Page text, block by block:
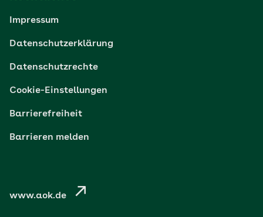
Wohlbefinden
Digital gesund
Impressum
Datenschutzerklärung
Datenschutzrechte
Cookie-Einstellungen
Barrierefreiheit
Barrieren melden
www.aok.de